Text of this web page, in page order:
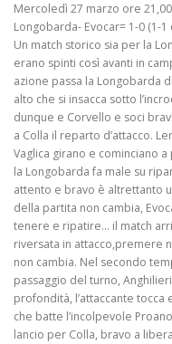
Mercoledì 27 marzo ore 21,00
Longobarda- Evocar= 1-0 (1-1
Un match storico sia per la
erano spinti così avanti in
azione passa la Longobarda
alto che si insacca sotto
dunque e Corvello e soci
a Colla il reparto d’attacco.
Vaglica girano e cominciano
la Longobarda fa male su
attento e bravo è altrettanto
della partita non cambia,
tenere e ripatire… il match
riversata in attacco,premere
non cambia. Nel secondo
passaggio del turno,
profondità, l’attaccante tocca
che batte l’incolpevole
lancio per Colla, bravo a